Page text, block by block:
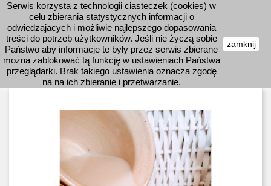
Serwis korzysta z technologii ciasteczek (cookies) w
celu zbierania statystycznych informacji o
odwiedzajacych i możliwie najlepszego dopasowania
treści do potrzeb użytkowników. Jeśli nie życzą sobie
Państwo aby informacje te były przez serwis zbierane
można zablokować tą funkcję w ustawieniach Państwa
przeglądarki. Brak takiego ustawienia oznacza zgodę
na na ich zbieranie i przetwarzanie.
zamknij